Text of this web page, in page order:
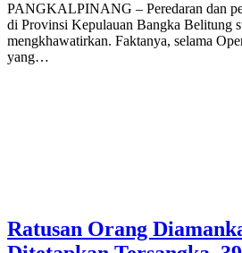
PANGKALPINANG – Peredaran dan
di Provinsi Kepulauan Bangka Belitung
mengkhawatirkan. Faktanya, selama
yang…
Ratusan Orang